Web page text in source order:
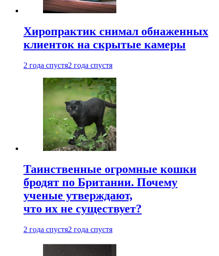
Хиропрактик снимал обнаженных
клиенток на скрытые камеры
2 года спустя2 года спустя
Таинственные огромные кошки
бродят по Британии. Почему
ученые утверждают,
что их не существует?
2 года спустя2 года спустя